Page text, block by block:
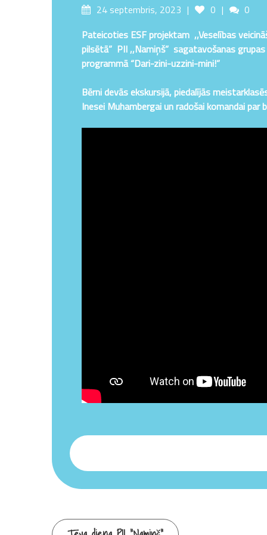
Posted24 septembris, 2023 Likes
0
0
Pateicoties ESF projektam ,,Veselības
pilsētā” PII ,,Namiņš” sagatavošanas
programmā “Dari-zini-uzzini-mini!”
Bērni devās ekskursijā, piedalījās
Inesei Muhambergai un radošai komandai